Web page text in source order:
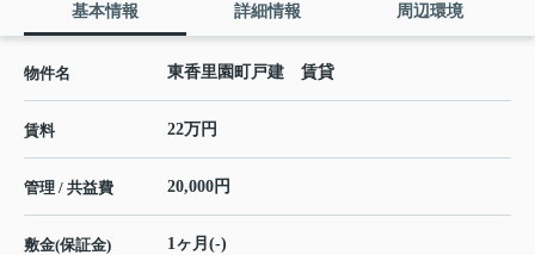
基本情報 詳細情報 周辺環境
物件名 東香里園町戸建 賃貸
賃料 22万円
管理 / 共益費 20,000円
敷金(保証金) 1ヶ月(-)